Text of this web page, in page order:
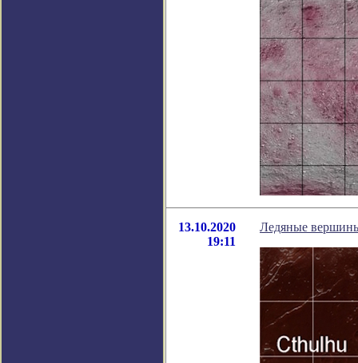
13.10.2020
19:11
Ледяные вершины